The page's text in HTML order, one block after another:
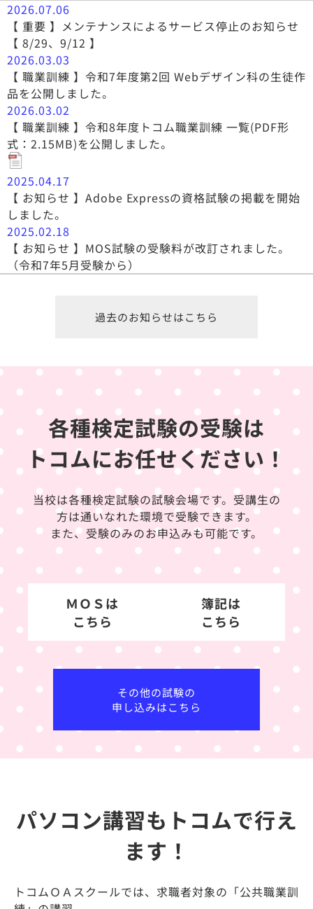
2026.07.06
【 重要 】メンテナンスによるサービス停止のお知らせ
【 8/29、9/12 】
2026.03.03
【 職業訓練 】令和7年度第2回 Webデザイン科の生徒作
品を公開しました。
2026.03.02
【 職業訓練 】令和8年度トコム職業訓練 一覧(PDF形
式：2.15MB)を公開しました。
2025.04.17
【 お知らせ 】Adobe Expressの資格試験の掲載を開始
しました。
2025.02.18
【 お知らせ 】MOS試験の受験料が改訂されました。
（令和7年5月受験から）
過去のお知らせはこちら
各種検定試験の受験は
トコムにお任せください！
当校は各種検定試験の試験会場です。受講生の
方は通いなれた環境で受験できます。
また、受験のみのお申込みも可能です。
ＭＯＳは
こちら
簿記は
こちら
その他の試験の
申し込みはこちら
パソコン講習もトコムで行え
ます！
トコムＯＡスクールでは、求職者対象の「公共職業訓